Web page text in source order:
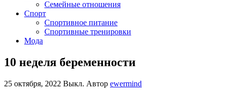
Семейные отношения
Спорт
Спортивное питание
Спортивные тренировки
Мода
10 неделя беременности
25 октября, 2022 Выкл. Автор ewermind